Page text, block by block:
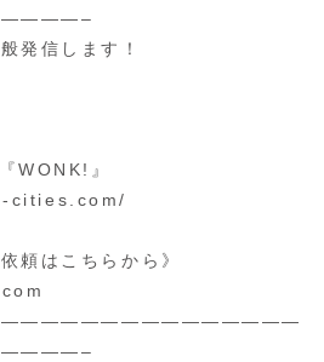
発信します！
WONK!』
cities.com/
頼はこちらから》